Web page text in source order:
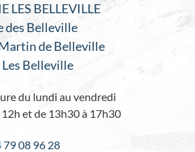
LES BELLEVILLE
des Belleville
de Belleville
Belleville
du lundi au vendredi
12h et de 13h30 à 17h30
79 08 96 28